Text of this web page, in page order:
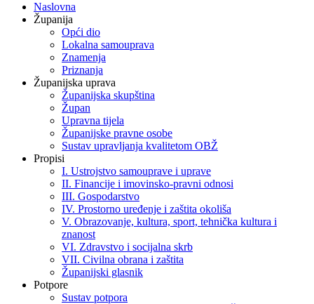
Naslovna
Županija
Opći dio
Lokalna samouprava
Znamenja
Priznanja
Županijska uprava
Županijska skupština
Župan
Upravna tijela
Županijske pravne osobe
Sustav upravljanja kvalitetom OBŽ
Propisi
I. Ustrojstvo samouprave i uprave
II. Financije i imovinsko-pravni odnosi
III. Gospodarstvo
IV. Prostorno uređenje i zaštita okoliša
V. Obrazovanje, kultura, sport, tehnička kultura i
znanost
VI. Zdravstvo i socijalna skrb
VII. Civilna obrana i zaštita
Županijski glasnik
Potpore
Sustav potpora